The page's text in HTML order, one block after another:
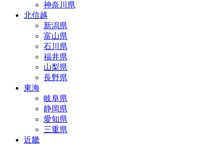
神奈川県
北信越
新潟県
富山県
石川県
福井県
山梨県
長野県
東海
岐阜県
静岡県
愛知県
三重県
近畿